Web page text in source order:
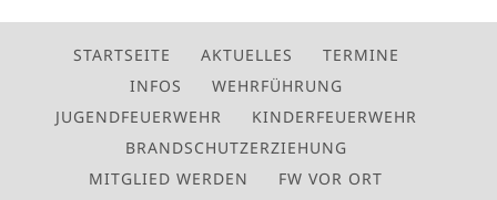
STARTSEITE AKTUELLES
TERMINE
INFOS
WEHRFÜHRUNG
JUGENDFEUERWEHR
KINDERFEUERWEHR
BRANDSCHUTZERZIEHUNG
MITGLIED WERDEN
FW VOR ORT